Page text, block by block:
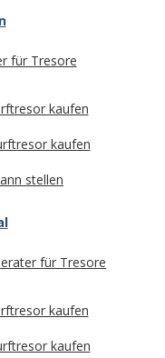
kaufen
kaufen
stellen
kaufen
kaufen